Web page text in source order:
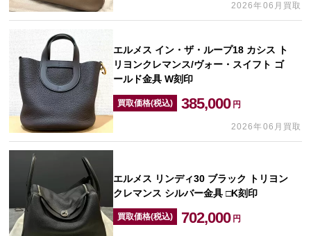
2026年06月買取
エルメス イン・ザ・ループ18 カシス ト
リヨンクレマンス/ヴォー・スイフト ゴ
ールド金具 W刻印
買取価格(税込) 385,000 円
2026年06月買取
エルメス リンディ30 ブラック トリヨン
クレマンス シルバー金具 □K刻印
買取価格(税込) 702,000 円